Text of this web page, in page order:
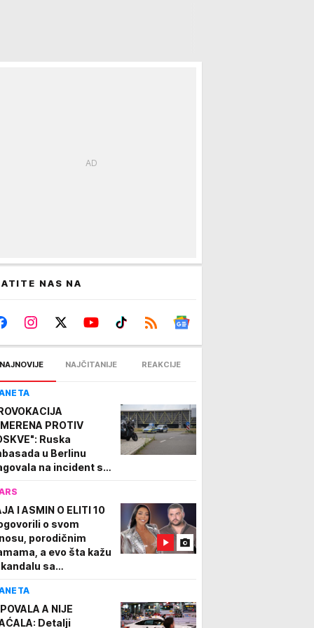
NAS NA
NAJNOVIJE NAJČITANIJE REAKCIJE
PROTIV
Ruska
u Berlinu
na incident sa
I ASMIN O ELITI 10
o svom
porodičnim
a evo šta kažu
sa
grešku
A NIJE
Detalji